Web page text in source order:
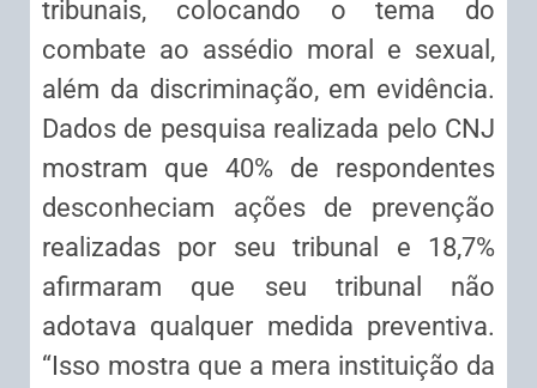
tribunais, colocando o tema do
combate ao assédio moral e sexual,
além da discriminação, em evidência.
Dados de pesquisa realizada pelo CNJ
mostram que 40% de respondentes
desconheciam ações de prevenção
realizadas por seu tribunal e 18,7%
afirmaram que seu tribunal não
adotava qualquer medida preventiva.
“Isso mostra que a mera instituição da